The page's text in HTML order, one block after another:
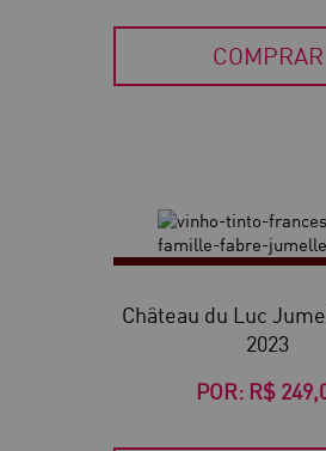
COMPRAR
Château du Luc
2023
POR: R$